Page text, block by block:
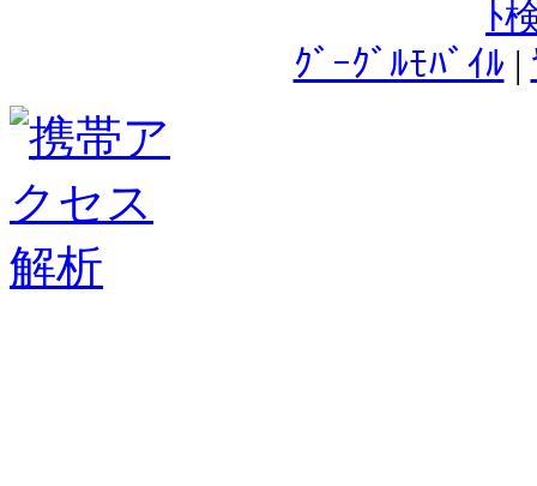
ﾄ
ｸﾞｰｸﾞﾙﾓﾊﾞｲﾙ|